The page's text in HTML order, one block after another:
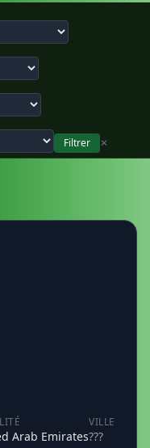
Filtrer
✕
Arab Emirates
VILLE
???